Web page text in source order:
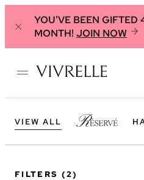
YOU'VE BEEN GIFTED
MONTH! JOIN NOW
VIEW ALL
FILTERS (2)